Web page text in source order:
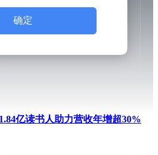
确定
亿读书人助力营收年增超30%